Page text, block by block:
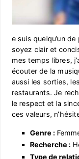
e suis quelqu’un
soyez clair et
mes temps libres,
écouter de la
aussi les sorties,
restaurants. Je
le respect et la
ces valeurs,
Genre :
Recherche :
Type de